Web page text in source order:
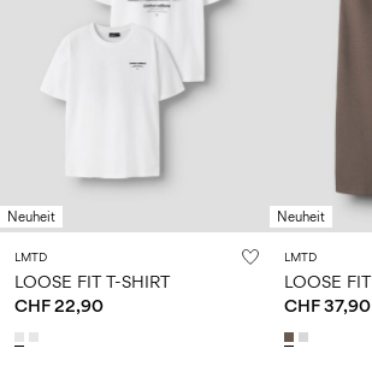
Neuheit
LMTD
LOOSE FIT T-SHIRT
CHF 22,90
Neuheit
LMTD
CHF 37,90